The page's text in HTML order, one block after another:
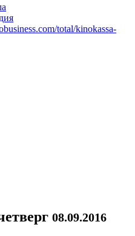
total/kinokassa-
08.09.2016